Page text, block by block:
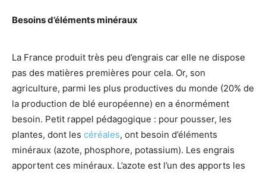
Besoins d’éléments minéraux
La France produit très peu d’engrais car elle ne dispose
pas des matières premières pour cela. Or, son
agriculture, parmi les plus productives du monde (20% de
la production de blé européenne) en a énormément
besoin. Petit rappel pédagogique : pour pousser, les
plantes, dont les céréales, ont besoin d’éléments
minéraux (azote, phosphore, potassium). Les engrais
apportent ces minéraux. L’azote est l’un des apports les